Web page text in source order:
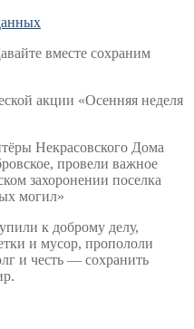
вместе сохраним
акции «Осенняя неделя
Некрасовского Дома
провели важное
захоронении поселка
могил»
к доброму делу,
и мусор, пропололи
и честь — сохранить